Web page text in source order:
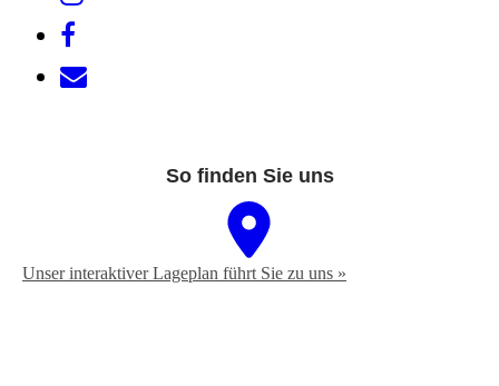
So finden Sie uns
Unser interaktiver La­ge­plan führt Sie zu uns »